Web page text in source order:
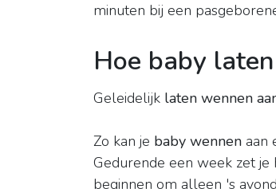
minuten bij een
Hoe baby
Geleidelijk laten wennen
Zo kan je baby wennen aan
Gedurende een week zet
beginnen om alleen 's